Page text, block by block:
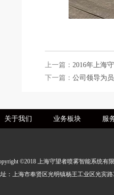
上一篇： 2016年上海
下一篇： 公司领导为
关于我们 业务板块 服
©2018 上海守望者喷雾智能系统有
：上海市奉贤区光明镇杨王工业区光宾路